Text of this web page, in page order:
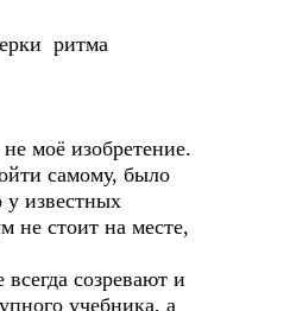
ритма
моё изобретение.
самому, было
у известных
не стоит на месте,
созревают и
учебника, а